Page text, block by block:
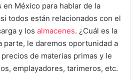
México para hablar de la
todos están relacionados con el
y los almacenes. ¿Cuál es la
parte, le daremos oportunidad a
de materias primas y le
emplayadores, tarimeros, etc.